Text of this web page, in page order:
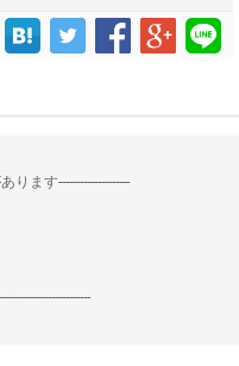
ります--------------------